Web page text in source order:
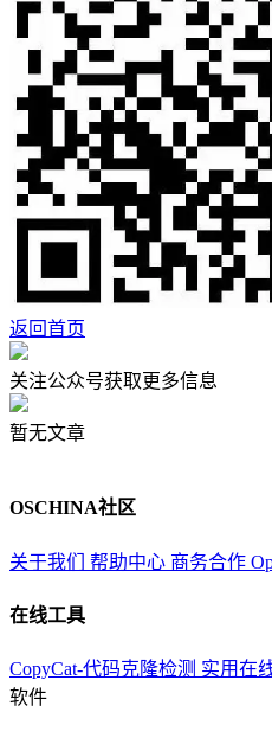
返回首页
关注公众号获取更多信息
暂无文章
OSCHINA社区
关于我们 帮助中心 商务合作
在线工具
CopyCat-代码克隆检测 实用在
软件